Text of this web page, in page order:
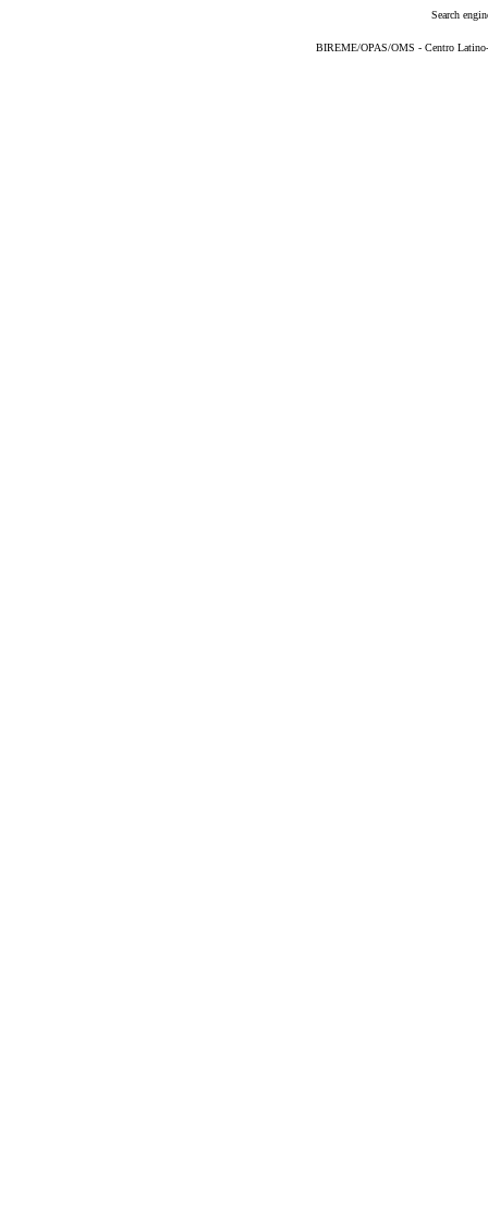
Search
BIREME/OPAS/OMS - Centro Latino-